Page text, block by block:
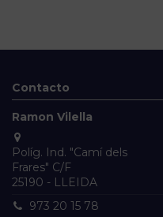
Contacto
Ramon Vilella
Políg. Ind. "Camí dels
Frares" C/F
25190 - LLEIDA
973 20 15 78